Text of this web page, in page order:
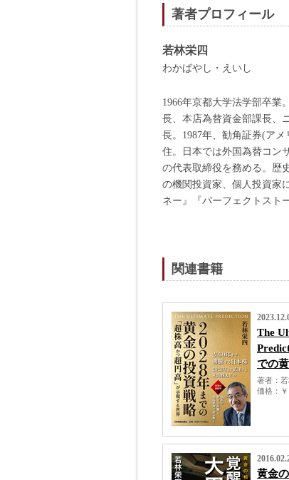
著者プロフィール
若林栄四
わかばやし・えいし
1966年京都大学法学部卒業
長、本店為替資金部課長、
長。1987年、勧角証券(ア
住。日本では外国為替コ
の代表取締役を務める。歴
の機関投資家、個人投資家
ネー』『パーフェクトスト
関連書籍
The
での
著者
価格
黄金